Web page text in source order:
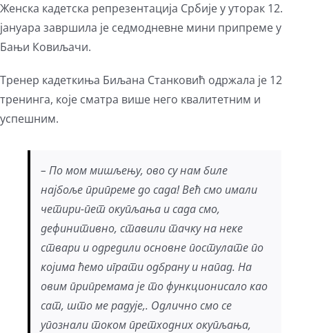
Женска кадетска репрезентација Србије у уторак 12.
јануара завршила је седмодневне мини припреме у
Бањи Ковиљачи.
Тренер кадеткиња Биљана Станковић одржала је 12
тренинга, које сматра више него квалитетним и
успешним.
– По мом мишљењу, ово су нам биле
најбоље припреме до сада! Већ смо имали
четири-пет окупљања и сада смо,
дефинитивно, ставили тачку на неке
ствари и одредили основне постулате по
којима ћемо играти одбрану и напад. На
овим припремама је то функционисало као
сат, што ме радује,. Одлично смо се
упознали током претходних окупљања,